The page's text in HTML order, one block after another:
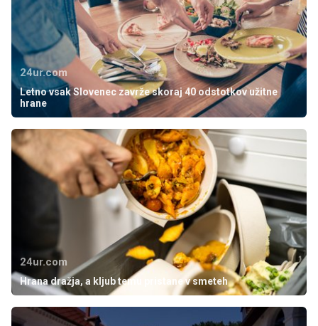
24ur.com
Letno vsak Slovenec zavrže skoraj 40 odstotkov užitne
hrane
24ur.com
Hrana dražja, a kljub temu pristane v smeteh